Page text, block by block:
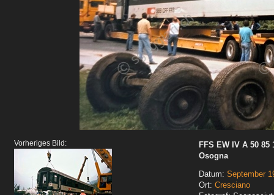
Vorheriges Bild:
FFS EW IV A 50 85
Osogna
Datum: September
Ort: Cresciano